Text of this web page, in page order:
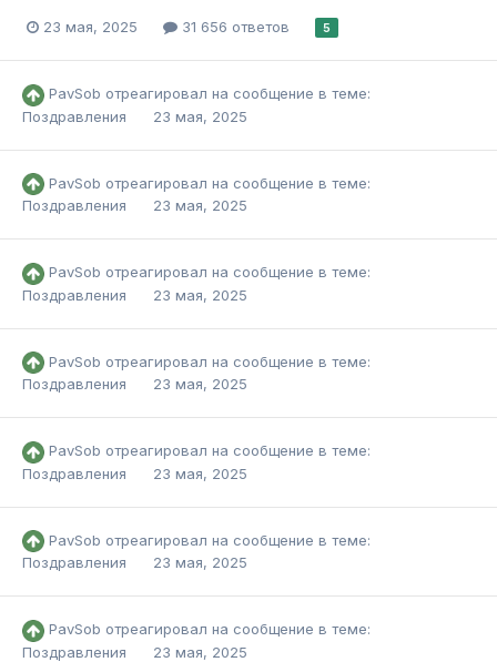
23 мая, 2025 31 656 ответов 5
PavSob отреагировал на сообщение в теме:
Поздравления
23 мая, 2025
PavSob отреагировал на сообщение в теме:
Поздравления
23 мая, 2025
PavSob отреагировал на сообщение в теме:
Поздравления
23 мая, 2025
PavSob отреагировал на сообщение в теме:
Поздравления
23 мая, 2025
PavSob отреагировал на сообщение в теме:
Поздравления
23 мая, 2025
PavSob отреагировал на сообщение в теме:
Поздравления
23 мая, 2025
PavSob отреагировал на сообщение в теме:
Поздравления
23 мая, 2025